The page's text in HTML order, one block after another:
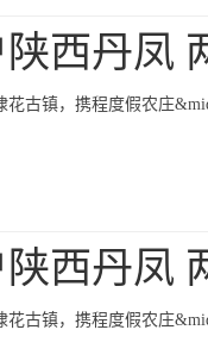
西丹凤
花古镇，携程度假农庄
西丹凤
花古镇，携程度假农庄